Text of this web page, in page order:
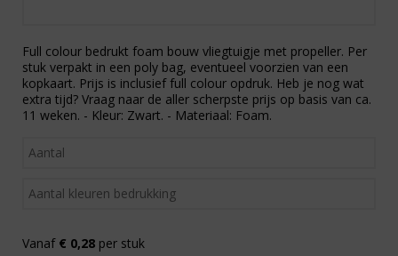
Full colour bedrukt foam bouw vliegtuigje met propeller. Per
stuk verpakt in een poly bag, eventueel voorzien van een
kopkaart. Prijs is inclusief full colour opdruk. Heb je nog wat
extra tijd? Vraag naar de aller scherpste prijs op basis van ca.
11 weken. - Kleur: Zwart. - Materiaal: Foam.
Vanaf € 0,28 per stuk